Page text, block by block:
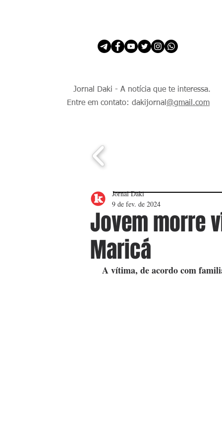
Jornal Daki - A notícia que te interessa.
Entre em contato: dakijornal @gmail.com
Jovem morre
Maricá
Jornal Daki
9 de fev. de 2024
A vítima, de acordo com